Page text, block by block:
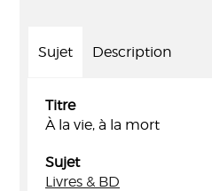
Sujet Description
Titre
À la vie, à la mort
Sujet
Livres & BD